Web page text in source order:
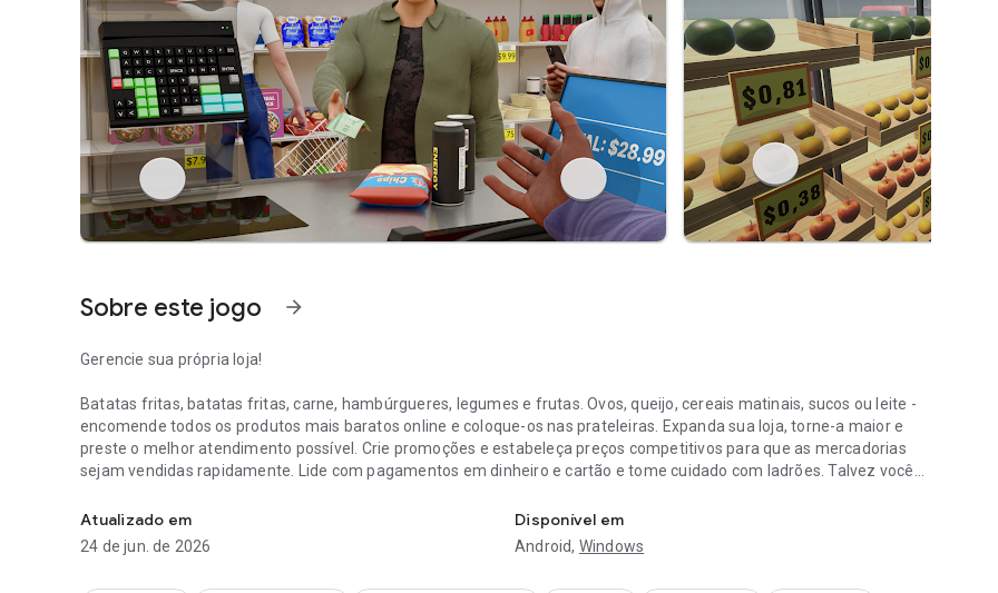
Sobre este jogo arrow_forward
Gerencie sua própria loja!
Batatas fritas, batatas fritas, carne, hambúrgueres, legumes e frutas. Ovos, queijo, cereais matinais, sucos ou leite -
encomende todos os produtos mais baratos online e coloque-os nas prateleiras. Expanda sua loja, torne-a maior e
preste o melhor atendimento possível. Crie promoções e estabeleça preços competitivos para que as mercadorias
sejam vendidas rapidamente. Lide com pagamentos em dinheiro e cartão e tome cuidado com ladrões. Talvez você
necessária reforma, pintura de paredes ou instalação de novas luminárias e decorações. Você fará tudo isso no
mundo aberto de um simulador de supermercado com gráficos 3D excelentes e realistas. Divirta-se e não vá à
falência. Alcance o verdadeiro sucesso.
Atualizado em
24 de jun. de 2026
Disponível em
Android, Windows